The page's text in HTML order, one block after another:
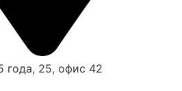
года, 25, офис 42